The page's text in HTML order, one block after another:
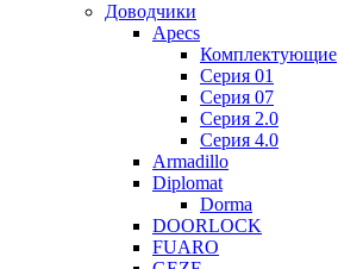
Доводчики
Apecs
Комплектующие
Серия 01
Серия 07
Серия 2.0
Серия 4.0
Armadillo
Diplomat
Dorma
DOORLOCK
FUARO